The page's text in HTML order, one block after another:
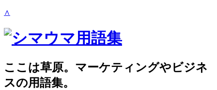
∧
ここは草原。マーケティングやビジネ
スの用語集。